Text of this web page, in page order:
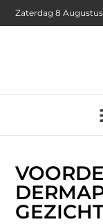
Zaterdag 8